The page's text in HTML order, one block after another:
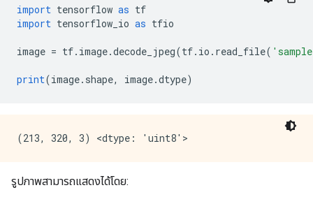
import tensorflow as tf
import tensorflow_io as tfio
image = tf. image.decode_jpeg(tf. io . read_file(
print(image. shape, image.dtype)
รูปภาพสามารถแสดงได้โดย: